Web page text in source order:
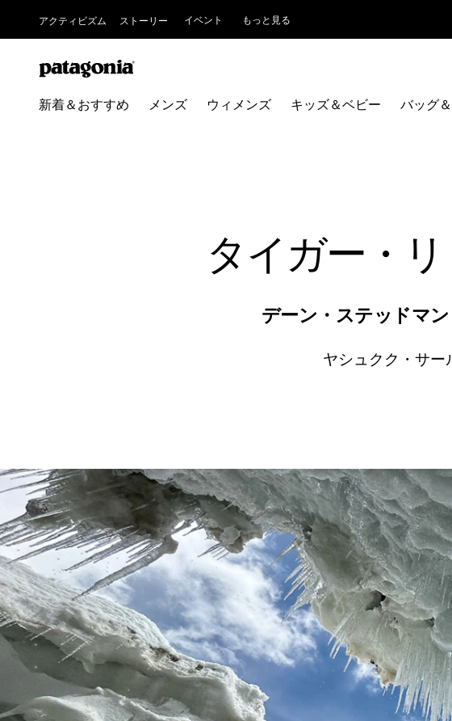
アクティビズム ストーリー イベント もっと見る
新着＆おすすめ メンズ ウィメンズ キッズ＆ベビー バッグ
タイガー・
デーン・ステッドマン
ヤシュクク・サー